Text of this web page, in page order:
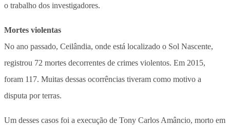
o trabalho dos investigadores.
Mortes violentas
No ano passado, Ceilândia, onde está localizado o Sol Nascente,
registrou 72 mortes decorrentes de crimes violentos. Em 2015,
foram 117. Muitas dessas ocorrências tiveram como motivo a
disputa por terras.
Um desses casos foi a execução de Tony Carlos Amâncio, morto em